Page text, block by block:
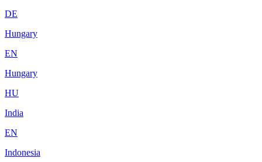
DE
Hungary
EN
Hungary
HU
India
EN
Indonesia